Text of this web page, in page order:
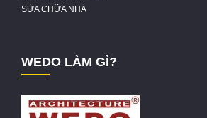
SỬA CHỮA NHÀ
WEDO LÀM GÌ?